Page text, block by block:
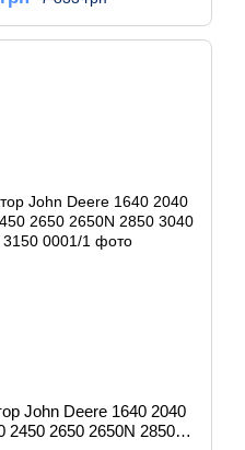
John Deere 1640 2040
2450 2650 2650N 2850